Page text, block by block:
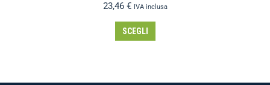
23,46 € IVA inclusa
SCEGLI